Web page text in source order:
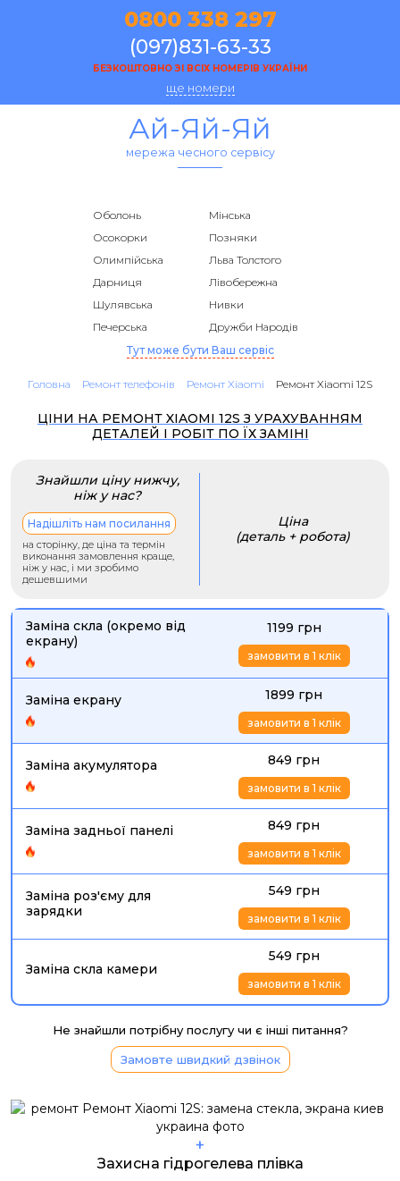
0800 338 297
(097)831-63-33
БЕЗКОШТОВНО ЗІ ВСІХ НОМЕРІВ УКРАЇНИ
ще номери
Ай-Яй-Яй
мережа чесного сервісу
Оболонь
Мінська
Осокорки
Позняки
Олимпійська
Льва Толстого
Дарниця
Лівобережна
Шулявська
Нивки
Печерська
Дружби Народів
Тут може бути Ваш сервіс
Головна Ремонт телефонів Ремонт Xiaomi Ремонт Xiaomi 12S
ЦІНИ НА РЕМОНТ XIAOMI 12S З УРАХУВАННЯМ
ДЕТАЛЕЙ І РОБІТ ПО ЇХ ЗАМІНІ
Знайшли ціну нижчу,
ніж у нас?
Надішліть нам посилання
на сторінку, де ціна та термін
виконання замовлення краще,
ніж у нас, і ми зробимо
дешевшими
Ціна
(деталь + робота)
Заміна скла (окремо від
екрану)
1199 грн
замовити в 1 клік
Заміна екрану 1899 грн
замовити в 1 клік
Заміна акумулятора 849 грн
замовити в 1 клік
Заміна задньої панелі 849 грн
замовити в 1 клік
Заміна роз'єму для
зарядки
549 грн
замовити в 1 клік
Заміна скла камери
549 грн
замовити в 1 клік
Не знайшли потрібну послугу чи є інші питання?
Замовте швидкий дзвінок
+
Захисна гідрогелева плівка